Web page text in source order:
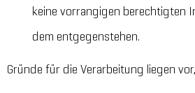
keine vorrangigen berechtigten
dem entgegenstehen.
Gründe für die Verarbeitung liegen